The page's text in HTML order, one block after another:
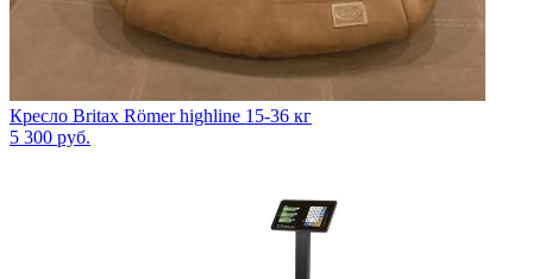
Кресло Britax Römer highline 15-36 кг
5 300 руб.